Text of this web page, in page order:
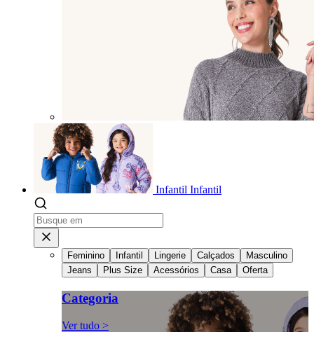
Infantil Infantil
Feminino Infantil Lingerie Calçados
Masculino
Jeans
Plus Size Acessórios Casa Oferta
Categoria
Ver tudo >